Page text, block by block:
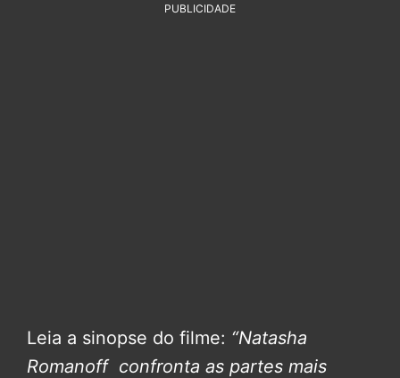
PUBLICIDADE
Leia a sinopse do filme: “Natasha
Romanoff confronta as partes mais